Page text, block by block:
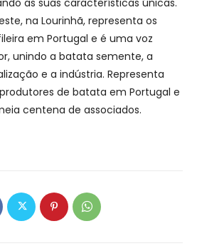
na Lourinhã, representa os
em Portugal e é uma voz
unindo a batata semente, a
e a indústria. Representa
de batata em Portugal e
centena de associados.